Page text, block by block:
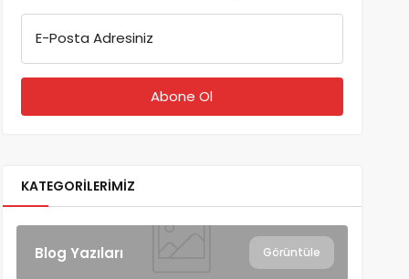
E-Posta Adresiniz
KATEGORILERIMIZ
Blog Yazıları Görüntüle